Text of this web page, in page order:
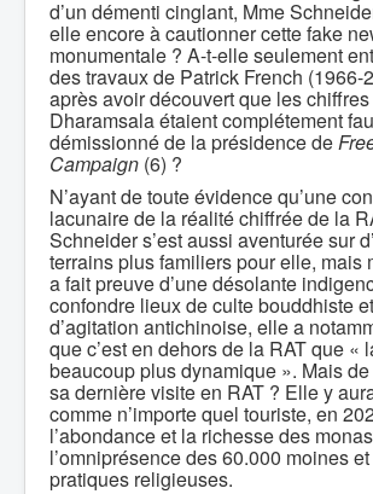
d’un démenti cinglant, Mme
elle encore à cautionner cette fake
monumentale ? A-t-elle seulement
des travaux de Patrick French (1966-
après avoir découvert que les
Dharamsala étaient complétement
démissionné de la présidence de
Campaign (6) ?
N’ayant de toute évidence qu’une
lacunaire de la réalité chiffrée de la
Schneider s’est aussi aventurée sur
terrains plus familiers pour elle, mais
a fait preuve d’une désolante
confondre lieux de culte bouddhiste
d’agitation antichinoise, elle a
que c’est en dehors de la RAT que «
beaucoup plus dynamique ». Mais
sa dernière visite en RAT ? Elle y
comme n’importe quel touriste, en
l’abondance et la richesse des
l’omniprésence des 60.000 moines
pratiques religieuses.